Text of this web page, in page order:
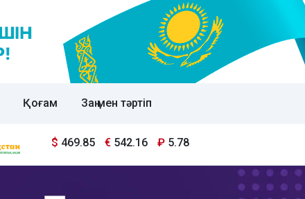
Қоғам Заң мен тәртіп
$ 469.85 € 542.16 ₽ 5.78